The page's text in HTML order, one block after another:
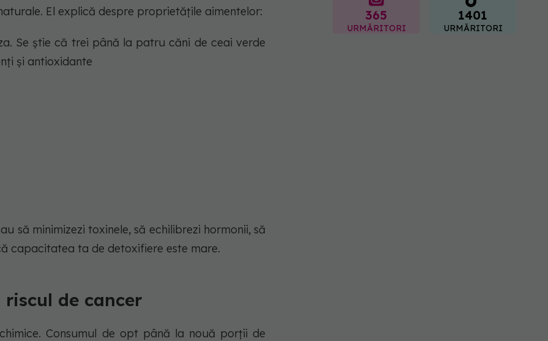
El explică despre proprietățile aimentelor:
Se știe că trei până la patru căni de ceai verde
și antioxidante
să minimizezi toxinele, să echilibrezi hormonii, să
capacitatea ta de detoxifiere este mare.
riscul de cancer
Consumul de opt până la nouă porții de
365
URMĂRITORI
1401
URMĂRITORI